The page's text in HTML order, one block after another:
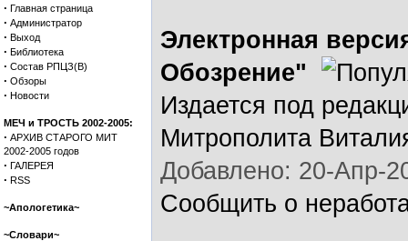
· Главная страница
· Администратор
· Выход
· Библиотека
· Состав РПЦЗ(В)
· Обзоры
· Новости
МЕЧ и ТРОСТЬ 2002-2005:
· АРХИВ СТАРОГО МИТ
2002-2005 годов
· ГАЛЕРЕЯ
· RSS
~Апологетика~
~Словари~
Электронная
Обозрение"
Издается под
Митрополита
Добавлено: 20-Апр-
Сообщить о